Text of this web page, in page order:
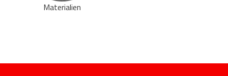
Materialien